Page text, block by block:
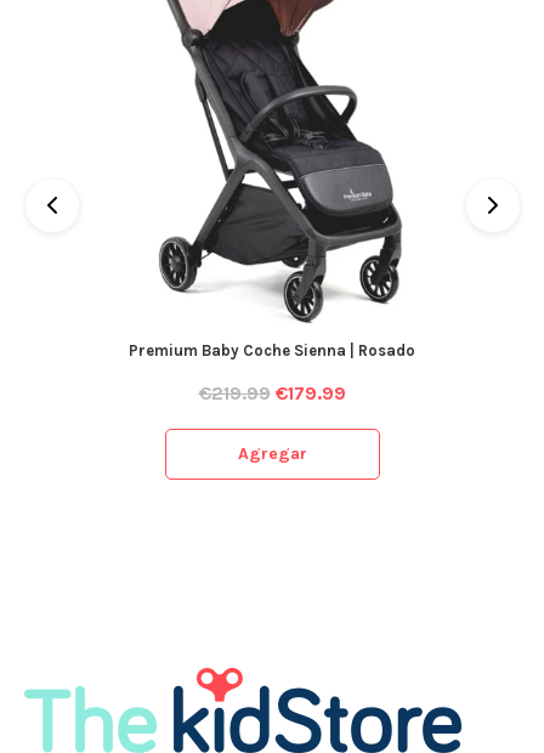
Premium Baby Coche Sienna | Rosado
€219.99 €179.99
Agregar